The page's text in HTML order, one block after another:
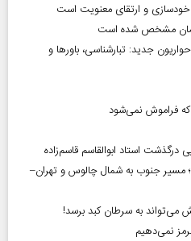
خودسازی و ارتقای معنویت است
مشخص شده است
جدید: تبارشناسی، باور‌ها و
که فراموش نمی‌شود
درگذشت استاد ابوالقاسم قاسم‌زاده
مسیر جنوب به شمال چالوس و تهران–
به سرطان کبد برسد!
نمی‌دهیم